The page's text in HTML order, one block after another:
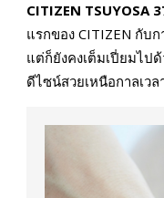
CITIZEN TSUYOSA
แรกของ CITIZEN กับ
แต่ก็ยังคงเต็มเปี่ยมไป
ดีไซน์สวยเหนือกาลเวล